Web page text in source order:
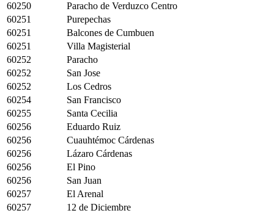
60250
Paracho de Verduzco Centro
60251
Purepechas
60251
Balcones de Cumbuen
60251
Villa Magisterial
60252
Paracho
60252
San Jose
60252
Los Cedros
60254
San Francisco
60255
Santa Cecilia
60256
Eduardo Ruiz
60256
Cuauhtémoc Cárdenas
60256
Lázaro Cárdenas
60256
El Pino
60256
San Juan
60257
El Arenal
60257
12 de Diciembre